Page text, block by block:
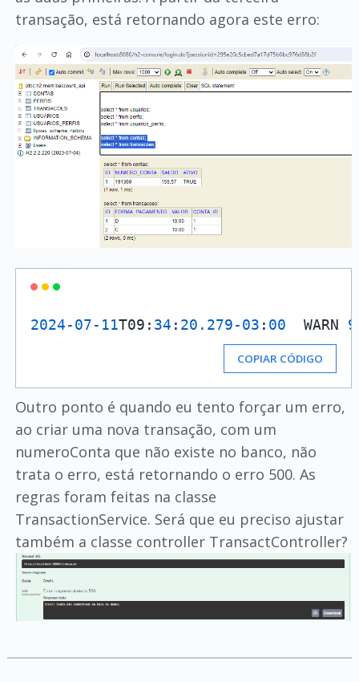
transação, está retornando agora este erro:
2024-07-11T09: 34 : 20.279-03 : 00
  WARN
COPIAR CÓDIGO
Outro ponto é quando eu tento forçar um erro,
ao criar uma nova transação, com um
numeroConta que não existe no banco, não
trata o erro, está retornando o erro 500. As
regras foram feitas na classe
TransactionService. Será que eu preciso ajustar
também a classe controller TransactController?